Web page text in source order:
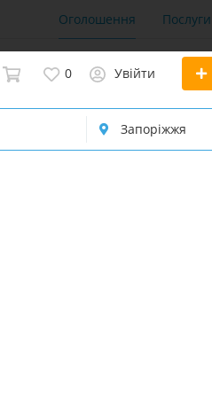
Оголошення Послуги
0 Увійти